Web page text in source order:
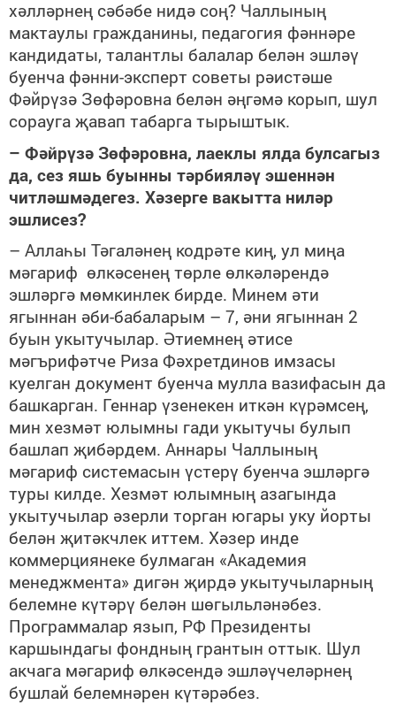
хәлләрнең сәбәбе нидә соң? Чаллының
мактаулы гражданины, педагогия фәннәре
кандидаты, талантлы балалар белән эшләү
буенча фәнни-эксперт советы рәистәше
Фәйрүзә Зөфәровна белән әңгәмә корып, шул
сорауга җавап табарга тырыштык.
– Фәйрүзә Зөфәровна, лаеклы ялда булсагыз
да, сез яшь буынны тәрбияләү эшеннән
читләшмәдегез. Хәзерге вакытта ниләр
эшлисез?
– Аллаһы Тәгаләнең кодрәте киң, ул миңа
мәгариф өлкәсенең төрле өлкәләрендә
эшләргә мөмкинлек бирде. Минем әти
ягыннан әби-бабаларым – 7, әни ягыннан 2
буын укытучылар. Әтиемнең әтисе
мәгърифәтче Риза Фәхретдинов имзасы
куелган документ буенча мулла вазифасын да
башкарган. Геннар үзенекен иткән күрәмсең,
мин хезмәт юлымны гади укытучы булып
башлап җибәрдем. Аннары Чаллының
мәгариф системасын үстерү буенча эшләргә
туры килде. Хезмәт юлымның азагында
укытучылар әзерли торган югары уку йорты
белән җитәкчлек иттем. Хәзер инде
коммерциянеке булмаган «Академия
менеджмента» дигән җирдә укытучыларның
белемне күтәрү белән шөгыльләнәбез.
Программалар язып, РФ Президенты
каршындагы фондның грантын оттык. Шул
акчага мәгариф өлкәсендә эшләүчеләрнең
бушлай белемнәрен күтәрәбез.